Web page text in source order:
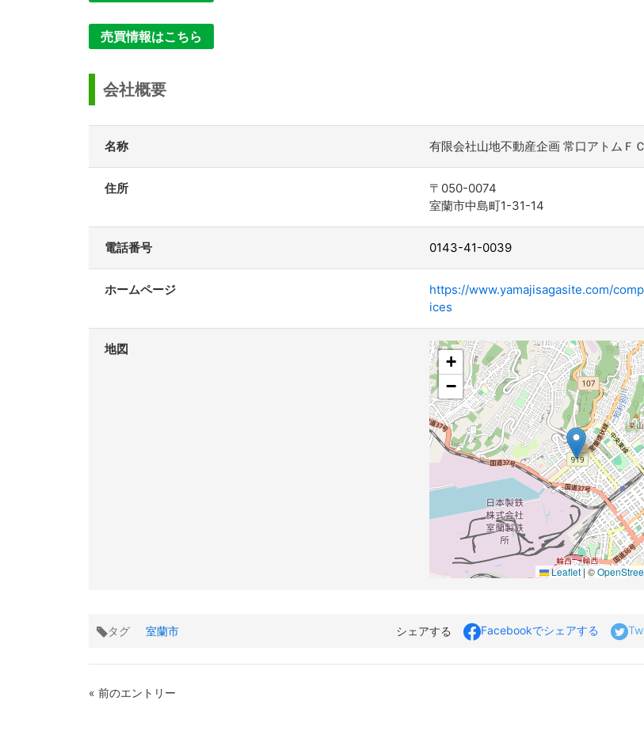
売買情報はこちら
会社概要
名称 有限会社山地不動産企画 常口アトムＦ
住所
〒050-0074
室蘭市中島町1-31-14
電話番号 0143-41-0039
ホームページ
https://www.yamajisagasite.com/
ices
地図
+
−
Leaflet|©
タグ 室蘭市 シェアする Facebookでシェアする
« 前のエントリー